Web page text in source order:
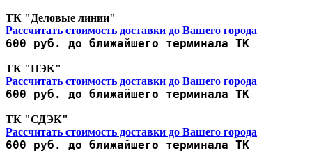
ТК "Деловые линии"
Рассчитать стоимость доставки до Вашего города
600 руб. до ближайшего терминала ТК
ТК "ПЭК"
Рассчитать стоимость доставки до Вашего города
600 руб. до ближайшего терминала ТК
ТК "СДЭК"
Рассчитать стоимость доставки до Вашего города
600 руб. до ближайшего терминала ТК